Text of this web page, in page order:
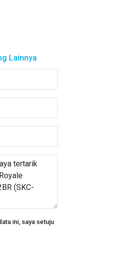
Lainnya
ini, saya setuju